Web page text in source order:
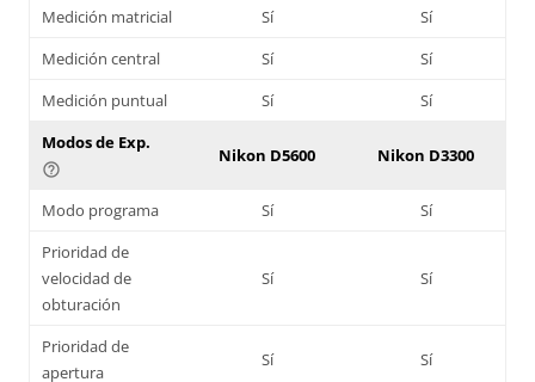
Medición matricial
Sí
Sí
Medición central
Sí
Sí
Medición puntual
Sí
Sí
Modos de Exp.
help_outline
Nikon D5600 Nikon D3300
Modo programa Sí
Sí
Prioridad de
velocidad de
obturación
Sí Sí
Prioridad de
apertura
Sí Sí